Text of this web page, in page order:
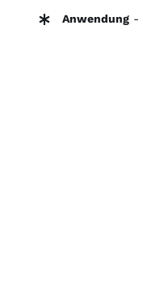
Anwendung-